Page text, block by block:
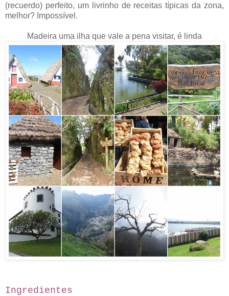
(recuerdo) perfeito, um livrinho de receitas típicas da zona,
melhor? Impossível.
Madeira uma ilha que vale a pena visitar, é linda
Ingredientes